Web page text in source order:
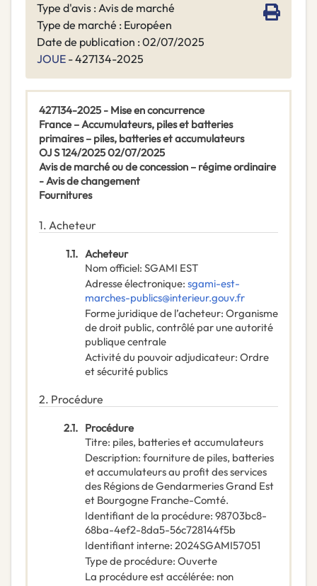
Type d'avis : Avis de marché
Type de marché : Européen
Date de publication : 02/07/2025
JOUE - 427134-2025
427134-2025 - Mise en concurrence
France – Accumulateurs, piles et batteries
primaires – piles, batteries et accumulateurs
OJ S 124/2025 02/07/2025
Avis de marché ou de concession – régime ordinaire
- Avis de changement
Fournitures
1. Acheteur
1.1. Acheteur
Nom officiel: SGAMI EST
Adresse électronique: sgami-est-
marches-publics@interieur.gouv.fr
Forme juridique de l’acheteur: Organisme
de droit public, contrôlé par une autorité
publique centrale
Activité du pouvoir adjudicateur: Ordre
et sécurité publics
2. Procédure
2.1. Procédure
Titre: piles, batteries et accumulateurs
Description: fourniture de piles, batteries
et accumulateurs au profit des services
des Régions de Gendarmeries Grand Est
et Bourgogne Franche-Comté.
Identifiant de la procédure: 98703bc8-
68ba-4ef2-8da5-56c728144f5b
Identifiant interne: 2024SGAMI57051
Type de procédure: Ouverte
La procédure est accélérée: non